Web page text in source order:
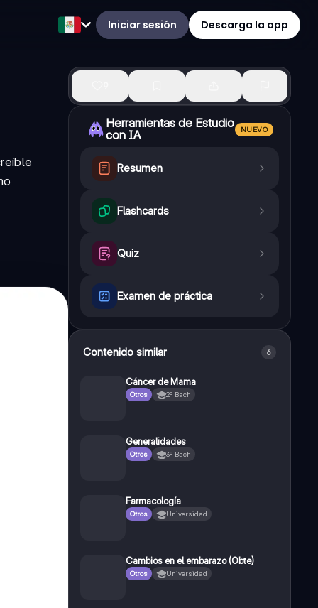
Iniciar sesión Descarga la app
Herramientas de Estudio
con IA
NUEVO
Resumen
Flashcards
Quiz
Examen de práctica
Contenido similar 6
Cáncer de Mama
Otros 2º Bach
Generalidades
Otros 3º Bach
Farmacología
Otros Universidad
Cambios en el embarazo (Obte)
Otros Universidad